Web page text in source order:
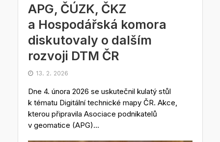
APG, ČÚZK, ČKZ
a Hospodářská komora
diskutovaly o dalším
rozvoji DTM ČR
13. 2. 2026
Dne 4. února 2026 se uskutečnil kulatý stůl
k tématu Digitální technické mapy ČR. Akce,
kterou připravila Asociace podnikatelů
v geomatice (APG)...